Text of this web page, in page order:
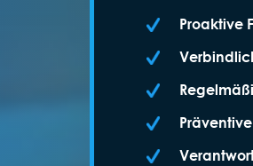
Proaktive